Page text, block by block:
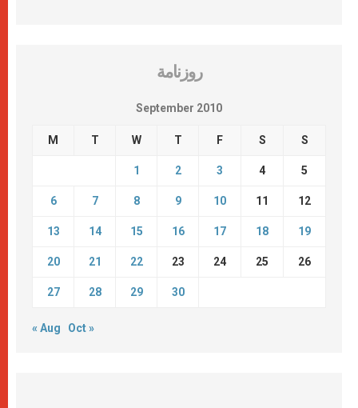
روزنامة
September 2010
M T W T F S S
1 2 3 4 5
6 7 8 9 10 11 12
13 14 15 16 17 18 19
20 21 22 23 24 25 26
27 28 29 30
« Aug Oct »